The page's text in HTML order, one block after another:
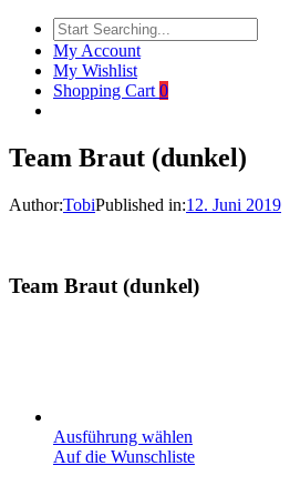
My Account
My Wishlist
Shopping Cart 0
Team Braut (dunkel)
Author:TobiPublished in:12. Juni 2019
Team Braut (dunkel)
Ausführung wählen
Auf die Wunschliste